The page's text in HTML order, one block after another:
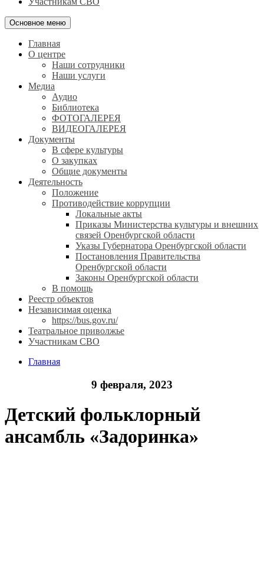
Основное меню
Главная
О центре
Наши сотрудники
Наши услуги
Медиа
Аудио
Библиотека
ФОТОГАЛЕРЕЯ
ВИДЕОГАЛЕРЕЯ
Документы
В сфере культуры
О закупках
Общие документы
Деятельность
Положение
Противодействие коррупции
Локальные акты
Приказы Министерства культуры и внешних
связей Оренбургской области
Указы Губернатора Оренбургской области
Постановления Правительства
Оренбургской области
Законы Оренбургской области
В помощь
Реестр объектов
Независимая оценка
https://bus.gov.ru/
Театральное приволжье
Участникам СВО
Главная
9 февраля, 2023
Детский фольклорный
ансамбль «Задоринка»